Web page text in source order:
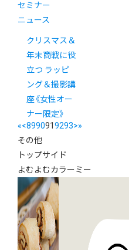
セミナー
ニュース
クリスマス＆
年末商戦に役
立つ ラッピ
ング＆撮影講
座《女性オー
ナー限定》
«<8990919293>»
その他
トップサイド
よむよむカラーミー